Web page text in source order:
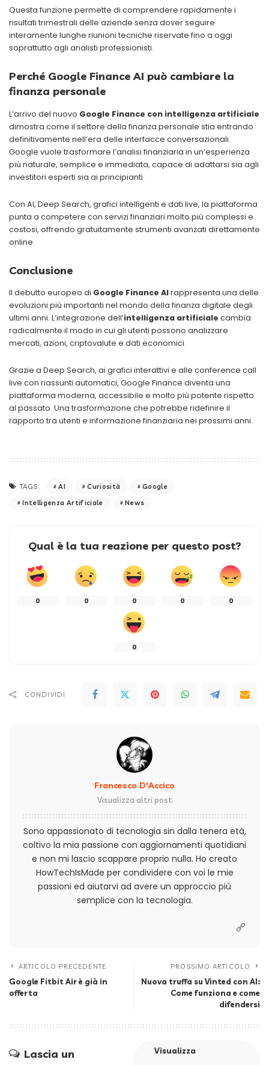
Questa funzione permette di comprendere rapidamente i
risultati trimestrali delle aziende senza dover seguire
interamente lunghe riunioni tecniche riservate fino a oggi
soprattutto agli analisti professionisti.
Perché Google Finance AI può cambiare la
finanza personale
L’arrivo del nuovo Google Finance con intelligenza artificiale
dimostra come il settore della finanza personale stia entrando
definitivamente nell’era delle interfacce conversazionali.
Google vuole trasformare l’analisi finanziaria in un’esperienza
più naturale, semplice e immediata, capace di adattarsi sia agli
investitori esperti sia ai principianti.
Con AI, Deep Search, grafici intelligenti e dati live, la piattaforma
punta a competere con servizi finanziari molto più complessi e
costosi, offrendo gratuitamente strumenti avanzati direttamente
online.
Conclusione
Il debutto europeo di Google Finance AIrappresenta una delle
evoluzioni più importanti nel mondo della finanza digitale degli
ultimi anni. L’integrazione dell’intelligenza artificiale cambia
radicalmente il modo in cui gli utenti possono analizzare
mercati, azioni, criptovalute e dati economici.
Grazie a Deep Search, ai grafici interattivi e alle conference call
live con riassunti automatici, Google Finance diventa una
piattaforma moderna, accessibile e molto più potente rispetto
al passato. Una trasformazione che potrebbe ridefinire il
rapporto tra utenti e informazione finanziaria nei prossimi anni.
TAGS: AI Curiosità
Google
Intelligenza Artificiale
News
Qual è la tua reazione per questo post?
0 0 0 0 0
0
CONDIVIDI
Francesco D'Accico
Visualizza altri post
Sono appassionato di tecnologia sin dalla tenera età,
coltivo la mia passione con aggiornamenti quotidiani
e non mi lascio scappare proprio nulla. Ho creato
HowTechIsMade per condividere con voi le mie
passioni ed aiutarvi ad avere un approccio più
semplice con la tecnologia.
ARTICOLO PRECEDENTE
Google Fitbit Air è già in
offerta
PROSSIMO ARTICOLO
Nuova truffa su Vinted con AI:
Come funziona e come
difendersi
Lascia un
Visualizza